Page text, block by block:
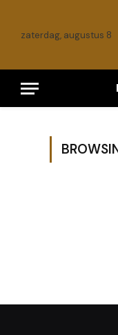
zaterdag, augustus 8